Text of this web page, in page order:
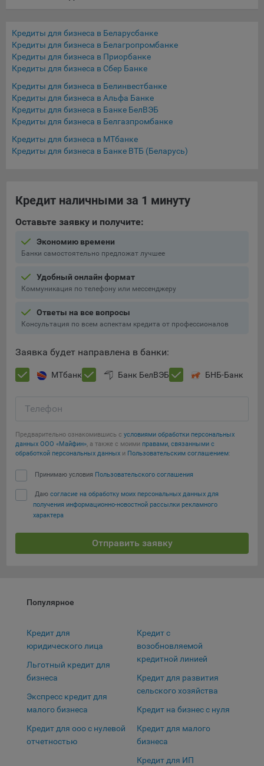
Mountain View, CA 94043, USA.Политика
конфиденциальности Google.
Matomo — это система веб-аналитики, которая позволяет
myfin.by.
Адрес: ООО «Рэкун технолоджи», 220069 г. Минск, пр-т
Дзержинского, д.3Б, пом.44.
рекламу на площадке VK пользователям, которые
посещали сайт.
Технические настройки
Технические настройки хранят технические данные вашего
выбора (например, языкового). Техническая аналитика
используется для обеспечения корректной работы сайта.
Компании, которой мы поручаем обработку данных для
данной цели:
компанией, согласно договора аренды ООО «Рэкун
технолоджи», 220069 г. Минск, пр-т Дзержинского, д.3Б,
Рекламные Cookie
принимать меры по совершенствованию работы
Сайта, исходя из предпочтений пользователя, а также
материалов по наиболее актуальному, подходящему
назначению для каждого конкретного пользователя.
Компании, которым мы поручаем обработку данных для
данной цели:
Яндекса рекламная сеть (Yandex Mobile Ads, ADFOX) -
Europe AG, Werftestrasse 4, CH-6005 Luzern, Switzerland.
Google Ads - сервис показа контекстной рекламы,
Сохранить мои изменения
Кредиты для бизнеса в Беларусбанке
Кредиты для бизнеса в Белагропромбанке
Кредиты для бизнеса в Приорбанке
Кредиты для бизнеса в Сбер Банке
Кредиты для бизнеса в Белинвестбанке
Кредиты для бизнеса в Альфа Банке
Кредиты для бизнеса в Банке БелВЭБ
Кредиты для бизнеса в Белгазпромбанке
Кредиты для бизнеса в МТбанке
Кредиты для бизнеса в Банке ВТБ (Беларусь)
Кредит наличными за 1 минуту
Оставьте заявку и получите:
Экономию времени
Банки самостоятельно предложат лучшее
Удобный онлайн формат
Коммуникация по телефону или мессенджеру
Ответы на все вопросы
Консультация по всем аспектам кредита от профессионалов
Заявка будет направлена в банки:
МТбанк Банк БелВЭБ БНБ-Банк
Телефон
Предварительно ознакомившись с условиями обработки персональных
данных ООО «Майфин», а также с моими правами, связанными с
обработкой персональных данных и Пользовательским соглашением:
Принимаю условия Пользовательского соглашения
Даю согласие на обработку моих персональных данных для
получения информационно-новостной рассылки рекламного
характера
Отправить заявку
Популярное
Кредит для
юридического лица
Льготный кредит для
бизнеса
Экспресс кредит для
малого бизнеса
Кредит для ооо с нулевой
отчетностью
Кредит с
возобновляемой
кредитной линией
Кредит для развития
сельского хозяйства
Кредит на бизнес с нуля
Кредит для малого
бизнеса
Кредит для ИП